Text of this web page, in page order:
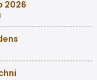
2026